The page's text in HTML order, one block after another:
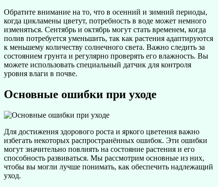
Обратите внимание на то, что в осенний и зимний периоды,
когда цикламены цветут, потребность в воде может немного
изменяться. Сентябрь и октябрь могут стать временем, когда
полив потребуется уменьшить, так как растения адаптируются
к меньшему количеству солнечного света. Важно следить за
состоянием грунта и регулярно проверять его влажность. Вы
можете использовать специальный датчик для контроля
уровня влаги в почве.
Основные ошибки при уходе
Для достижения здорового роста и яркого цветения важно
избегать некоторых распространённых ошибок. Эти ошибки
могут значительно повлиять на состояние растения и его
способность развиваться. Мы рассмотрим основные из них,
чтобы вы могли лучше понимать, как обеспечить надлежащий
уход.